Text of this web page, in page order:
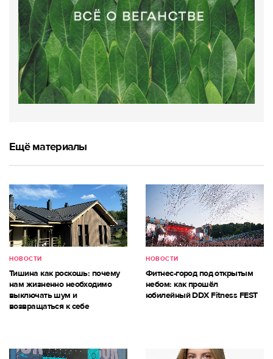
Ещё материалы
НОВОСТИ
Тишина как роскошь: почему
нам жизненно необходимо
выключать шум и
возвращаться к себе
НОВОСТИ
Фитнес-город под открытым
небом: как прошёл
юбилейный DDX Fitness FEST